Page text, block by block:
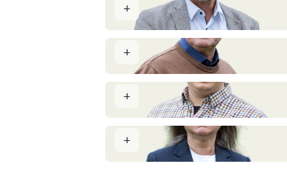
Berg Risager
Indehaver og Ejendomsmægler MDE
Frants Krebs Hansen
Landbrugskonsulent
Asger Bligaard Jensen
Ejendomsmægler MDE
Laila Andersen
Salgskoordinator